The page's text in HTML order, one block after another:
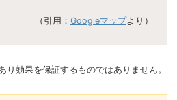
（引用： Googleマップより）
り効果を保証するものではありません。